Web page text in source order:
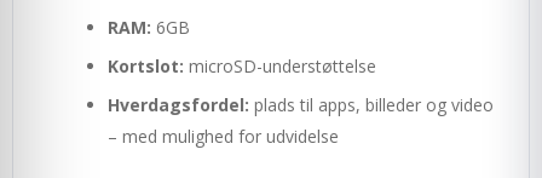
RAM: 6GB
Kortslot: microSD-understøttelse
Hverdagsfordel: plads til apps, billeder og video
– med mulighed for udvidelse